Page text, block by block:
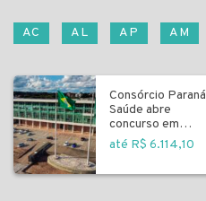
AC AL AP AM
Consórcio Paraná
Saúde abre
concurso em
Curitiba
até R$ 6.114,10